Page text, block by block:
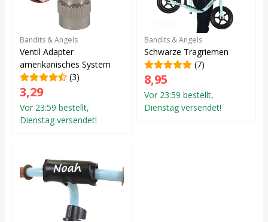
Bandits & Angels
Ventil Adapter
amerikanisches System
(3)
3,29
Vor 23:59 bestellt,
Dienstag versendet!
Bandits & Angels
Schwarze Tragriemen
(7)
8,95
Vor 23:59 bestellt,
Dienstag versendet!